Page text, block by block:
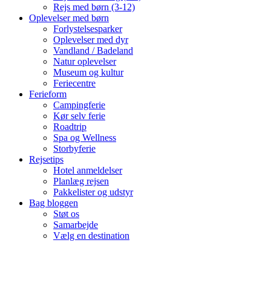
Rejs med børn (3-12)
Oplevelser med børn
Forlystelsesparker
Oplevelser med dyr
Vandland / Badeland
Natur oplevelser
Museum og kultur
Feriecentre
Ferieform
Campingferie
Kør selv ferie
Roadtrip
Spa og Wellness
Storbyferie
Rejsetips
Hotel anmeldelser
Planlæg rejsen
Pakkelister og udstyr
Bag bloggen
Støt os
Samarbejde
Vælg en destination